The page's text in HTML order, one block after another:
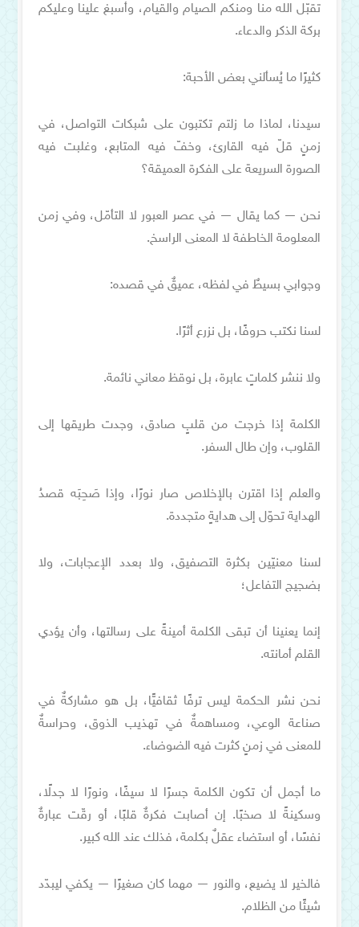
تقبّل الله منا ومنكم الصيام والقيام، وأسبغ علينا وعليكم
بركة الذكر والدعاء.
كثيرًا ما يُسألني بعض الأحبة:
سيدنا، لماذا ما زلتم تكتبون على شبكات التواصل، في
زمنٍ قلّ فيه القارئ، وخفّ فيه المتابع، وغلبت فيه
الصورة السريعة على الفكرة العميقة؟
نحن — كما يقال — في عصر العبور لا التأمّل، وفي زمن
المعلومة الخاطفة لا المعنى الراسخ.
وجوابي بسيطٌ في لفظه، عميقٌ في قصده:
لسنا نكتب حروفًا، بل نزرع أثرًا.
ولا ننشر كلماتٍ عابرة، بل نوقظ معاني نائمة.
الكلمة إذا خرجت من قلبٍ صادق، وجدت طريقها إلى
القلوب، وإن طال السفر.
والعلم إذا اقترن بالإخلاص صار نورًا، وإذا صَحِبَه قصدُ
الهداية تحوّل إلى هدايةٍ متجددة.
لسنا معنيّين بكثرة التصفيق، ولا بعدد الإعجابات، ولا
بضجيج التفاعل؛
إنما يعنينا أن تبقى الكلمة أمينةً على رسالتها، وأن يؤدي
القلم أمانته.
نحن نشر الحكمة ليس ترفًا ثقافيًّا، بل هو مشاركةٌ في
صناعة الوعي، ومساهمةٌ في تهذيب الذوق، وحراسةٌ
للمعنى في زمنٍ كثرت فيه الضوضاء.
ما أجمل أن تكون الكلمة جسرًا لا سيفًا، ونورًا لا جدلًا،
وسكينةً لا صخبًا. إن أصابت فكرةٌ قلبًا، أو رقّت عبارةٌ
نفسًا، أو استضاء عقلٌ بكلمة، فذلك عند الله كبير.
فالخير لا يضيع، والنور — مهما كان صغيرًا — يكفي ليبدّد
شيئًا من الظلام.